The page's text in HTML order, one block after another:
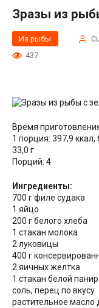
Зразы из
Из рыбы
437
Время
1 порция: 397,9
33,0 г
Порций: 4
Ингредиенты:
700 г филе судака
1 яйцо
200 г белого хлеба
1 стакан молока
2 луковицы
400 г
2 яичных желтка
1 стакан белой
соль, перец по вкусу
растительное